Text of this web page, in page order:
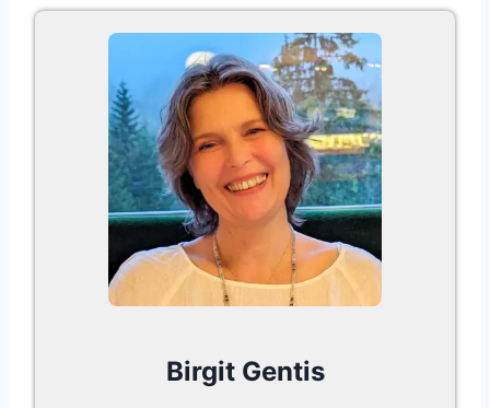
Birgit Gentis